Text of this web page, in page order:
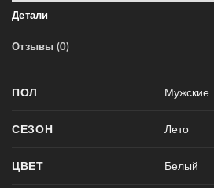
Детали
Отзывы (0)
ПОЛ Мужские
СЕЗОН Лето
ЦВЕТ Белый